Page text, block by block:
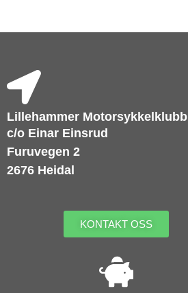
Lillehammer Motorsykkelklubb
c/o Einar Einsrud
Furuvegen 2
2676 Heidal
KONTAKT OSS